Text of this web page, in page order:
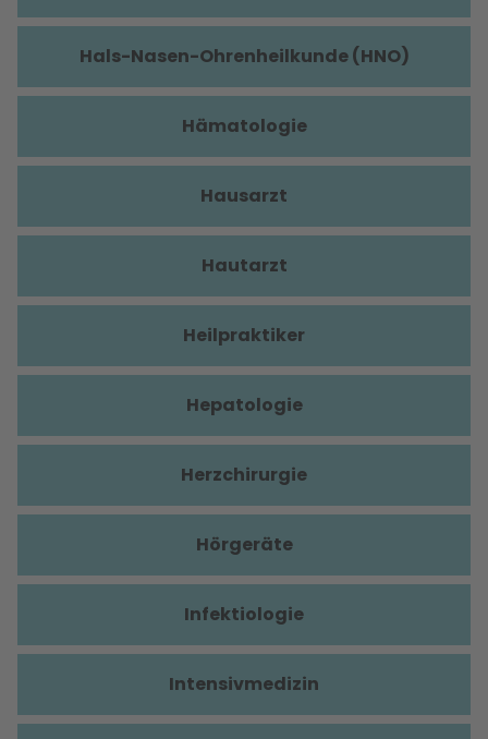
Hals-Nasen-Ohrenheilkunde (HNO)
Hämatologie
Hausarzt
Hautarzt
Heilpraktiker
Hepatologie
Herzchirurgie
Hörgeräte
Infektiologie
Intensivmedizin